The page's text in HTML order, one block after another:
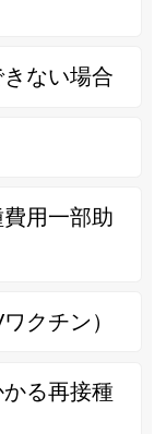
ない場合
用一部助
クチン）
る再接種